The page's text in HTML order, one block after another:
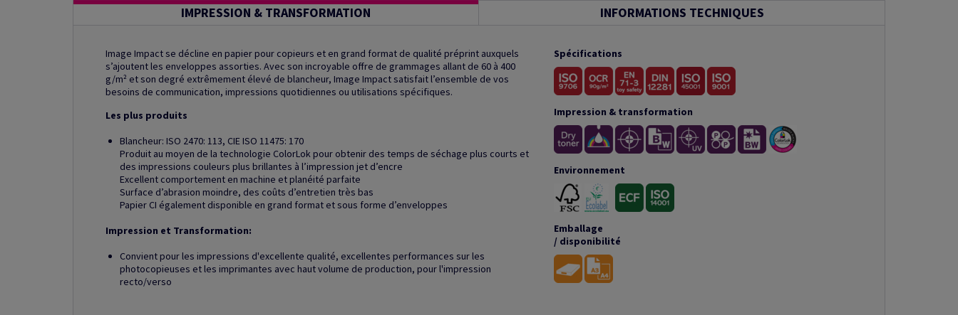
IMPRESSION & TRANSFORMATION INFORMATIONS TECHNIQUES
Image Impact se décline en papier pour copieurs et en grand format de qualité préprint auxquels
s’ajoutent les enveloppes assorties. Avec son incroyable offre de grammages allant de 60 à 400
g/m² et son degré extrêmement élevé de blancheur, Image Impact satisfait l’ensemble de vos
besoins de communication, impressions quotidiennes ou utilisations spécifiques.
Les plus produits
Blancheur: ISO 2470: 113, CIE ISO 11475: 170
Produit au moyen de la technologie ColorLok pour obtenir des temps de séchage plus courts et
des impressions couleurs plus brillantes à l’impression jet d’encre
Excellent comportement en machine et planéité parfaite
Surface d’abrasion moindre, des coûts d’entretien très bas
Papier CI également disponible en grand format et sous forme d’enveloppes
Impression et Transformation:
Convient pour les impressions d'excellente qualité, excellentes performances sur les
photocopieuses et les imprimantes avec haut volume de production, pour l'impression
recto/verso
Spécifications
Impression & transformation
Environnement
Emballage
/ disponibilité